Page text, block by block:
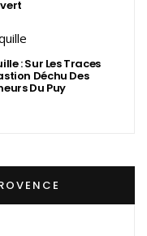
: Sur Les Traces
Déchu Des
Du Puy